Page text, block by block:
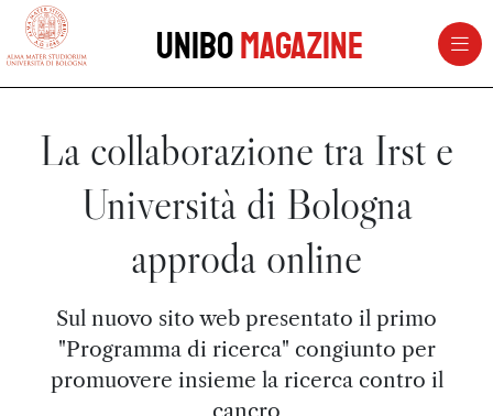
vai al contenuto della pagina
UniboMagazine
La collaborazione tra Irst e
Università di Bologna
approda online
Sul nuovo sito web presentato il primo
"Programma di ricerca" congiunto per
promuovere insieme la ricerca contro il
cancro